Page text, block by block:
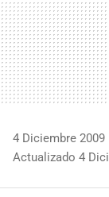
4 Diciembre 2009
Actualizado 4